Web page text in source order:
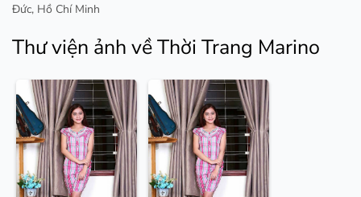
Đức, Hồ Chí Minh
Thư viện ảnh về Thời Trang Marino